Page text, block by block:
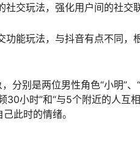
交玩法，强化用户间的社交联
功能玩法，与抖音有点不同
分别是两位男性角色“小明”、
30小时”和“与5个附近的人
此时的情绪。